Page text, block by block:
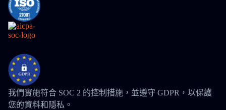
我們實施符合 SOC 2 的控制措施，並遵守 GDPR，以保護
您的資料和隱私。